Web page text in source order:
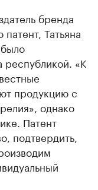
бренда
Татьяна
республикой. «К
продукцию с
однако
Патент
подтвердить,